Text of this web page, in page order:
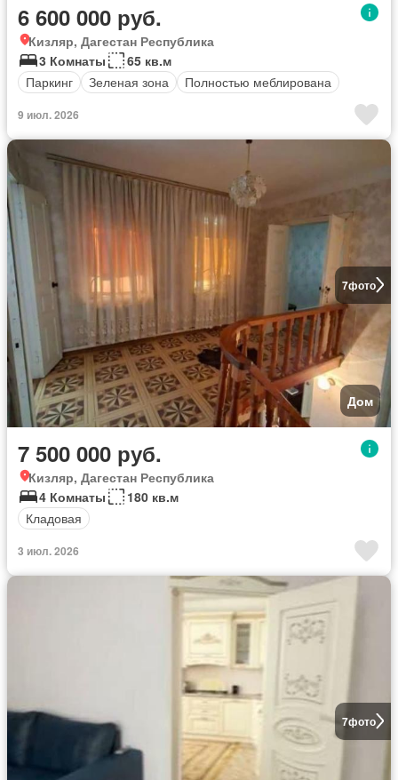
6 600 000 руб.
Кизляр, Дагестан Республика
3 Комнаты
65 кв.м
Паркинг
Зеленая зона Полностью меблирована
9 июл. 2026
7фото
Дом
7 500 000 руб.
Кизляр, Дагестан Республика
4 Комнаты
180 кв.м
Кладовая
3 июл. 2026
7фото